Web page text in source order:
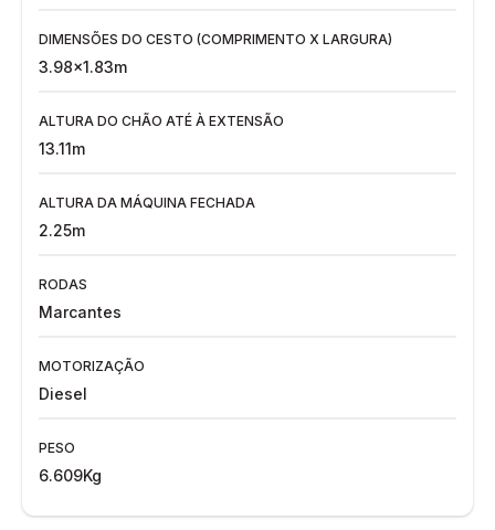
DIMENSÕES DO CESTO (COMPRIMENTO X LARGURA)
3.98x1.83m
ALTURA DO CHÃO ATÉ À EXTENSÃO
13.11m
ALTURA DA MÁQUINA FECHADA
2.25m
RODAS
Marcantes
MOTORIZAÇÃO
Diesel
PESO
6.609Kg